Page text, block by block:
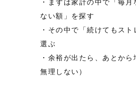
まずは家計の中で「毎月
ない額」を探す
その中で「続けてもスト
選ぶ
余裕が出たら、あとから
無理しない）